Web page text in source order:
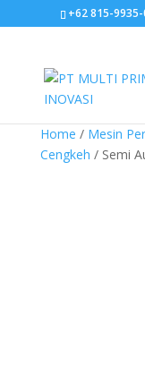
+62 815-9935-
Home / Mesin
Cengkeh / Semi